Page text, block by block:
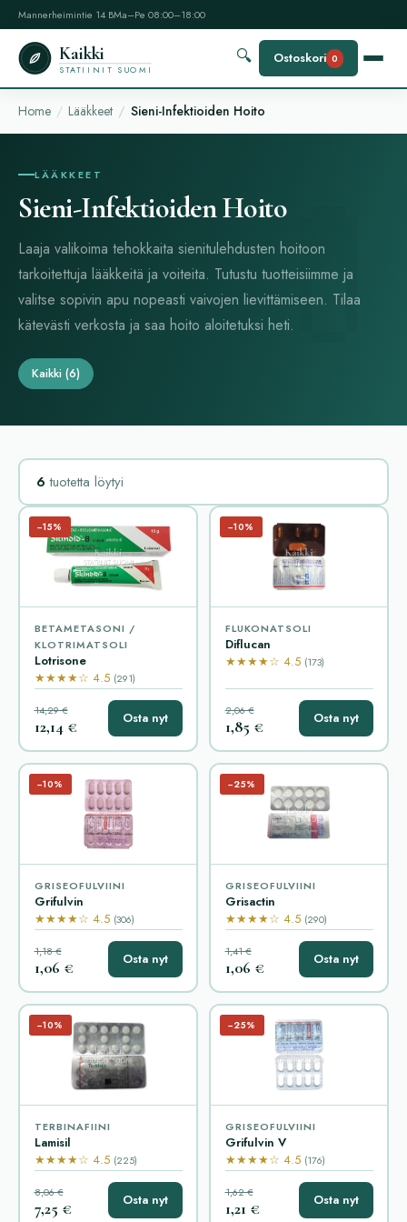
Mannerheimintie 14 BMa–Pe 08:00–18:00
Kaikki
STATIINIT SUOMI
🔍 Ostoskori 0
Home Lääkkeet Sieni-Infektioiden Hoito
LÄÄKKEET
Sieni-Infektioiden Hoito
Laaja valikoima tehokkaita sienitulehdusten hoitoon
tarkoitettuja lääkkeitä ja voiteita. Tutustu tuotteisiimme ja
valitse sopivin apu nopeasti vaivojen lievittämiseen. Tilaa
kätevästi verkosta ja saa hoito aloitetuksi heti.
Kaikki (6)
6 tuotetta löytyi
−15%
BETAMETASONI /
KLOTRIMATSOLI
Lotrisone
★★★★☆ 4.5 (291)
14,29 €
12,14 € Osta nyt
−10%
FLUKONATSOLI
Diflucan
★★★★☆ 4.5 (173)
2,06 €
1,85 € Osta nyt
−10%
GRISEOFULVIINI
Grifulvin
★★★★☆ 4.5 (306)
1,18 €
1,06 € Osta nyt
−25%
GRISEOFULVIINI
Grisactin
★★★★☆ 4.5 (290)
1,41 €
1,06 € Osta nyt
−10%
TERBINAFIINI
Lamisil
★★★★☆ 4.5 (225)
8,06 €
7,25 € Osta nyt
−25%
GRISEOFULVIINI
Grifulvin V
★★★★☆ 4.5 (176)
1,62 €
1,21 € Osta nyt